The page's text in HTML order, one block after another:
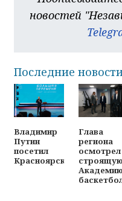
новостей
Последние
Владимир
Путин
посетил
Красноярск
Глава
региона
осмотрел
Академию